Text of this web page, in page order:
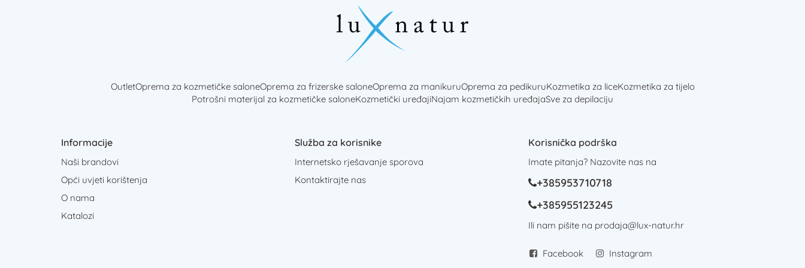
OutletOprema za kozmetičke saloneOprema za frizerske saloneOprema za manikuruOprema za pedikuruKozmetika za liceKozmetika za tijelo
Potrošni materijal za kozmetičke saloneKozmetički uređajiNajam kozmetičkih uređajaSve za depilaciju
Informacije
Naši brandovi
Opći uvjeti korištenja
O nama
Katalozi
Služba za korisnike
Internetsko rješavanje sporova
Kontaktirajte nas
Korisnička podrška
Imate pitanja? Nazovite nas na
+385953710718
+385955123245
Ili nam pišite na prodaja@lux-natur.hr
Facebook Instagram